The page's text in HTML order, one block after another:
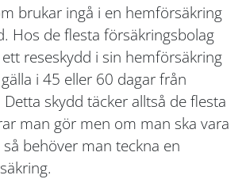
brukar ingå i en hemförsäkring
Hos de flesta försäkringsbolag
reseskydd i sin hemförsäkring
i 45 eller 60 dagar från
skydd täcker alltså de flesta
man gör men om man ska vara
behöver man teckna en